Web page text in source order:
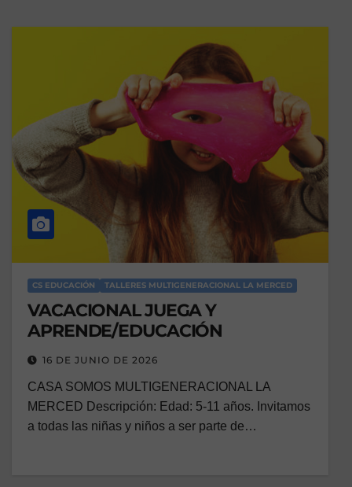
CS EDUCACIÓN TALLERES MULTIGENERACIONAL LA MERCED
VACACIONAL JUEGA Y
APRENDE/EDUCACIÓN
16 DE JUNIO DE 2026
CASA SOMOS MULTIGENERACIONAL LA
MERCED Descripción: Edad: 5-11 años. Invitamos
a todas las niñas y niños a ser parte de…